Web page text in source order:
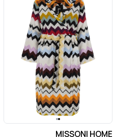
MISSONI HOME